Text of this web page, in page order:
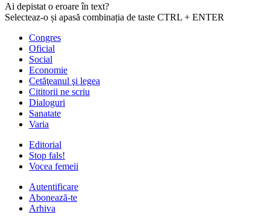
Ai depistat o eroare în text?
Selecteaz-o și apasă combinația de taste CTRL + ENTER
Congres
Oficial
Social
Economie
Cetăţeanul şi legea
Cititorii ne scriu
Dialoguri
Sanatate
Varia
Editorial
Stop fals!
Vocea femeii
Autentificare
Abonează-te
Arhiva